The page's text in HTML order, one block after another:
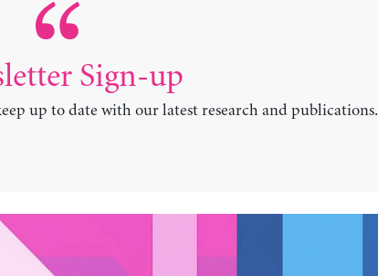
Sign-up
up to date with our latest research and publications.